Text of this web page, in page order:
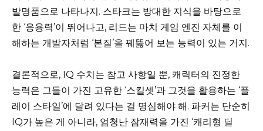
발명품으로 나타나지. 스타크는 방대한 지식을 바탕으로
한 ‘응용력’이 뛰어나고, 리드는 마치 게임 엔진 자체를 이
해하는 개발자처럼 ‘본질’을 꿰뚫어 보는 능력이 있는 거지.
결론적으로, IQ 수치는 참고 사항일 뿐, 캐릭터의 진정한
능력은 그들이 가진 고유한 ‘스킬셋’과 그것을 활용하는 ‘플
레이 스타일’에 달려 있다는 걸 명심해야 해. 파커는 단순히
IQ가 높은 게 아니라, 엄청난 잠재력을 가진 ‘캐리형 딜